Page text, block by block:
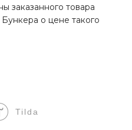
заказанного товара
о цене такого
Tilda